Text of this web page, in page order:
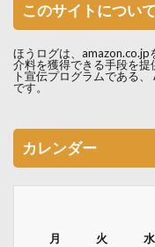
このサイトについて
ほうログは、amazon.co.jp
介料を獲得できる手段を
ト宣伝プログラムである
です。
カレンダー
月 火 水